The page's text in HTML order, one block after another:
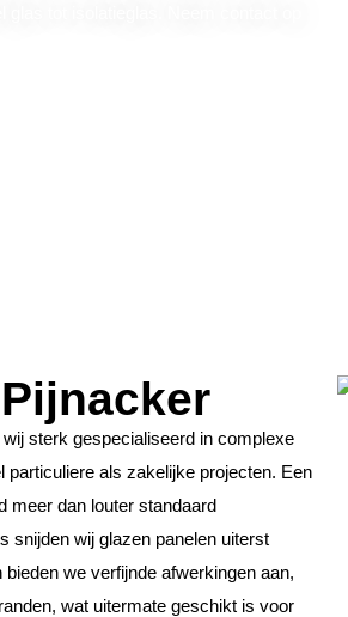
sterk gespecialiseerd in complexe
als zakelijke projecten. Een
meer dan louter standaard
snijden wij glazen panelen uiterst
we verfijnde afwerkingen aan,
wat uitermate geschikt is voor